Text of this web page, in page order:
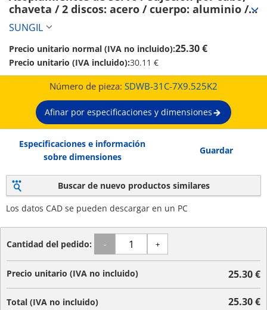
chaveta / 2 discos: acero / cuerpo: aluminio /
SDWB / SUNGIL (SDWB-31C-7X9.525K2)
SUNGIL
Precio unitario normal (IVA no incluido):25.30 €
Precio unitario (IVA incluido):30.11 €
Número de pieza: SDWB-31C-7X9.525K2
Afinar por especificaciones y dimensiones
Especificaciones e información
sobre dimensiones
Guardar
Buscar de nuevo productos similares
Los datos CAD se pueden descargar en un PC
Cantidad del pedido: - +
Precio unitario (IVA no incluido) 25.30 €
Total (IVA no incluido)
25.30 €